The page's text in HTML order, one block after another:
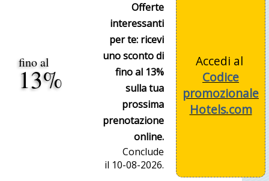
fino al
13%
Offerte
interessanti
per te: ricevi
uno sconto di
fino al 13%
sulla tua
prossima
prenotazione
online.
Conclude
il 10-08-2026.
Accedi al
Codice
promozionale
Hotels.com